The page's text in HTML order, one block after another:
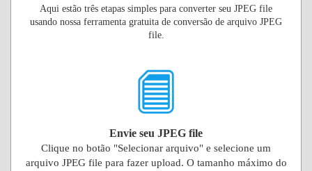
Aqui estão três etapas simples para converter seu JPEG file
usando nossa ferramenta gratuita de conversão de arquivo JPEG
file.
Envie seu JPEG file
Clique no botão "Selecionar arquivo" e selecione um
arquivo JPEG file para fazer upload. O tamanho máximo do